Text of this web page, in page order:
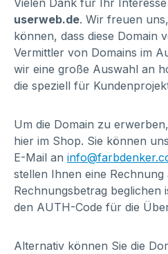
Vielen Dank für Ihr
userweb.de. Wir freuen
können, dass diese Domain
Vermittler von Domains im
wir eine große Auswahl an
die speziell für
Um die Domain zu
hier im Shop. Sie können
E-Mail an
stellen Ihnen eine Rechnung
Rechnungsbetrag beglichen
den AUTH-Code für die
Alternativ können Sie die